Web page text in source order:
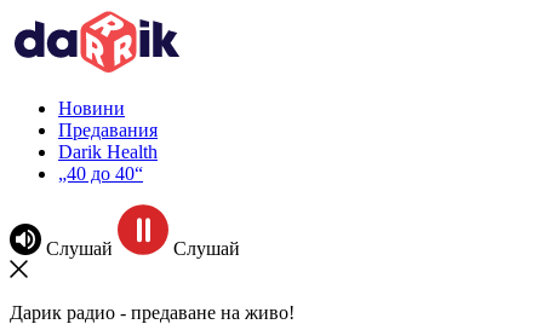
Новини
Предавания
Darik Health
„40 до 40“
Слушай Слушай
Дарик радио - предаване на живо!